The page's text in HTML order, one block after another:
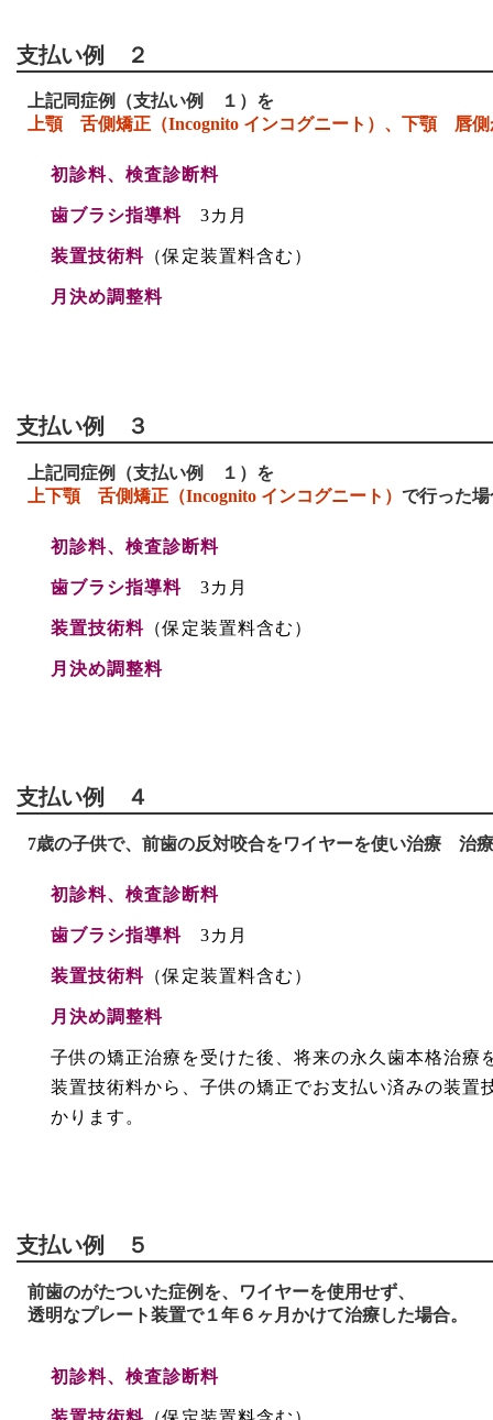
支払い例 ２
上記同症例（支払い例 １）を
上顎 舌側矯正（Incognito インコグニート）、下顎 唇側
初診料、検査診断料
歯ブラシ指導料3カ月
装置技術料（保定装置料含む）
月決め調整料
支払い例 ３
上記同症例（支払い例 １）を
上下顎 舌側矯正（Incognito インコグニート） で行った場
初診料、検査診断料
歯ブラシ指導料3カ月
装置技術料（保定装置料含む）
月決め調整料
支払い例 ４
7歳の子供で、前歯の反対咬合をワイヤーを使い治療 治
初診料、検査診断料
歯ブラシ指導料3カ月
装置技術料（保定装置料含む）
月決め調整料
子供の矯正治療を受けた後、将来の永久歯本格治療
装置技術料から、子供の矯正でお支払い済みの装置
かります。
支払い例 ５
前歯のがたついた症例を、ワイヤーを使用せず、
透明なプレート装置で１年６ヶ月かけて治療した場合。
初診料、検査診断料